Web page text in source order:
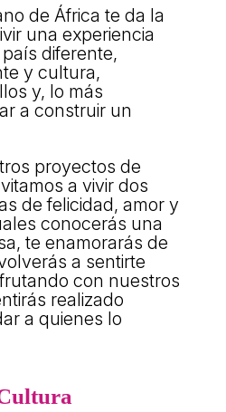
de África te da la
una experiencia
diferente,
y cultura,
y, lo más
a construir un
proyectos de
a vivir dos
de felicidad, amor y
conocerás una
te enamorarás de
a sentirte
con nuestros
realizado
a quienes lo